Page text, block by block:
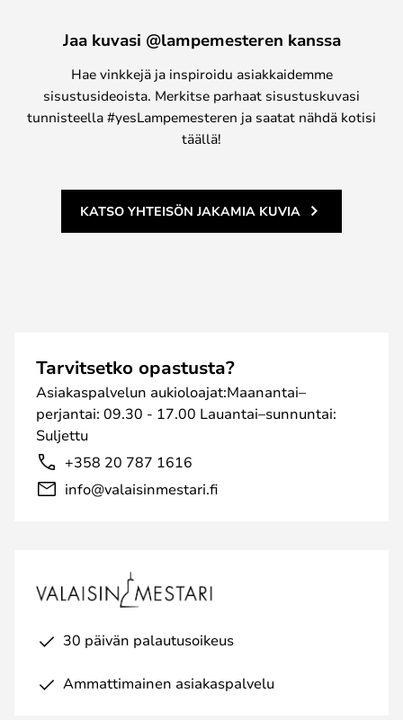
Jaa kuvasi @lampemesteren kanssa
Hae vinkkejä ja inspiroidu asiakkaidemme
sisustusideoista. Merkitse parhaat sisustuskuvasi
tunnisteella #yesLampemesteren ja saatat nähdä kotisi
täällä!
KATSO YHTEISÖN JAKAMIA KUVIA
Tarvitsetko opastusta?
Asiakaspalvelun aukioloajat:Maanantai–
perjantai: 09.30 - 17.00 Lauantai–sunnuntai:
Suljettu
+358 20 787 1616
info@valaisinmestari.fi
30 päivän palautusoikeus
Ammattimainen asiakaspalvelu